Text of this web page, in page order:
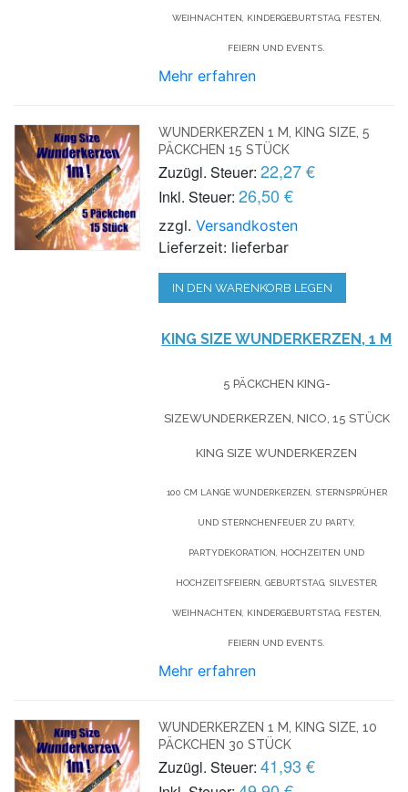
WEIHNACHTEN, KINDERGEBURTSTAG, FESTEN,
FEIERN UND EVENTS.
Mehr erfahren
WUNDERKERZEN 1 M, KING SIZE, 5
PÄCKCHEN 15 STÜCK
Zuzügl. Steuer: 22,27 €
Inkl. Steuer: 26,50 €
zzgl.Versandkosten
Lieferzeit: lieferbar
IN DEN WARENKORB LEGEN
KING SIZE WUNDERKERZEN, 1 M
5 PÄCKCHEN KING-
SIZEWUNDERKERZEN, NICO, 15 STÜCK
KING SIZE WUNDERKERZEN
100 CM LANGE WUNDERKERZEN, STERNSPRÜHER
UND STERNCHENFEUER ZU PARTY,
PARTYDEKORATION, HOCHZEITEN UND
HOCHZEITSFEIERN, GEBURTSTAG, SILVESTER,
WEIHNACHTEN, KINDERGEBURTSTAG, FESTEN,
FEIERN UND EVENTS.
Mehr erfahren
WUNDERKERZEN 1 M, KING SIZE, 10
PÄCKCHEN 30 STÜCK
Zuzügl. Steuer: 41,93 €